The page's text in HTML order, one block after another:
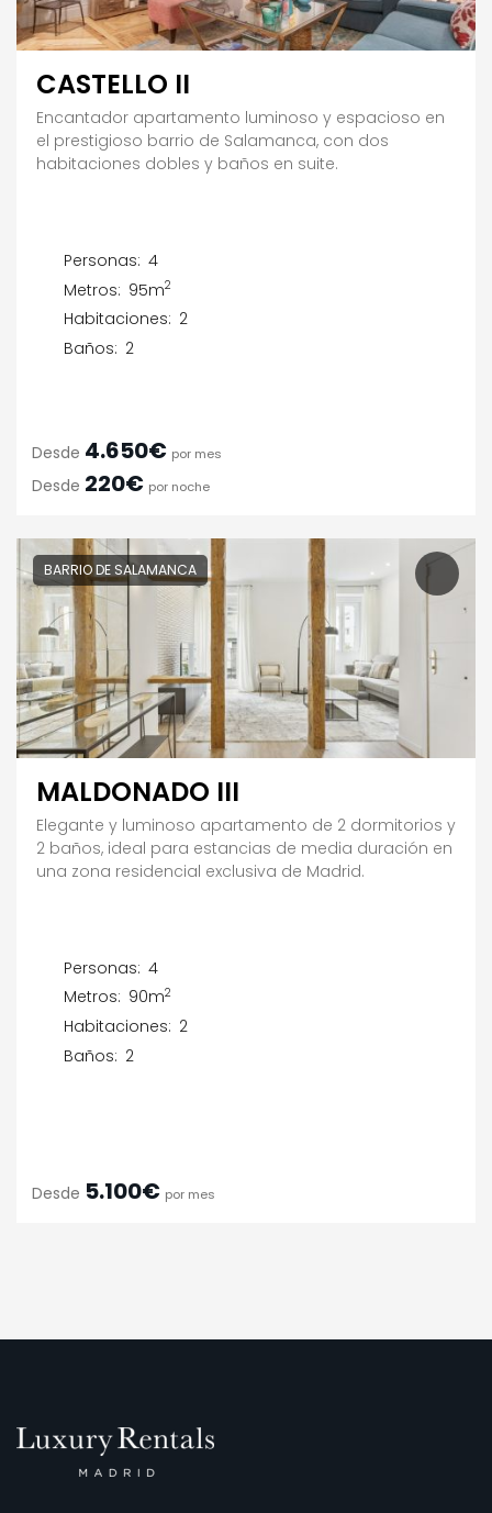
CASTELLO II
Encantador apartamento luminoso y espacioso en
el prestigioso barrio de Salamanca, con dos
habitaciones dobles y baños en suite.
Personas: 4
Metros: 95m2
Habitaciones: 2
Baños: 2
Desde 4.650€ por mes
Desde 220€ por noche
BARRIO DE SALAMANCA
MALDONADO III
Elegante y luminoso apartamento de 2 dormitorios y
2 baños, ideal para estancias de media duración en
una zona residencial exclusiva de Madrid.
Personas: 4
Metros: 90m2
Habitaciones: 2
Baños: 2
Desde 5.100€ por mes